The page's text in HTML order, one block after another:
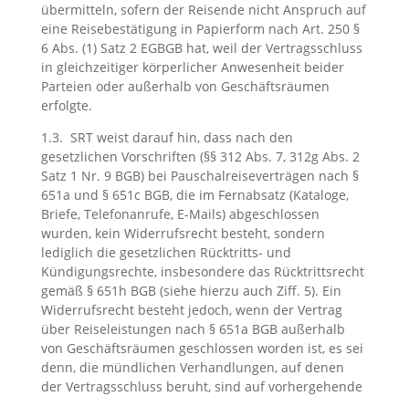
übermitteln, sofern der Reisende nicht Anspruch auf
eine Reisebestätigung in Papierform nach Art. 250 §
6 Abs. (1) Satz 2 EGBGB hat, weil der Vertragsschluss
in gleichzeitiger körperlicher Anwesenheit beider
Parteien oder außerhalb von Geschäftsräumen
erfolgte.
1.3. SRT weist darauf hin, dass nach den
gesetzlichen Vorschriften (§§ 312 Abs. 7, 312g Abs. 2
Satz 1 Nr. 9 BGB) bei Pauschalreiseverträgen nach §
651a und § 651c BGB, die im Fernabsatz (Kataloge,
Briefe, Telefonanrufe, E-Mails) abgeschlossen
wurden, kein Widerrufsrecht besteht, sondern
lediglich die gesetzlichen Rücktritts- und
Kündigungsrechte, insbesondere das Rücktrittsrecht
gemäß § 651h BGB (siehe hierzu auch Ziff. 5). Ein
Widerrufsrecht besteht jedoch, wenn der Vertrag
über Reiseleistungen nach § 651a BGB außerhalb
von Geschäftsräumen geschlossen worden ist, es sei
denn, die mündlichen Verhandlungen, auf denen
der Vertragsschluss beruht, sind auf vorhergehende